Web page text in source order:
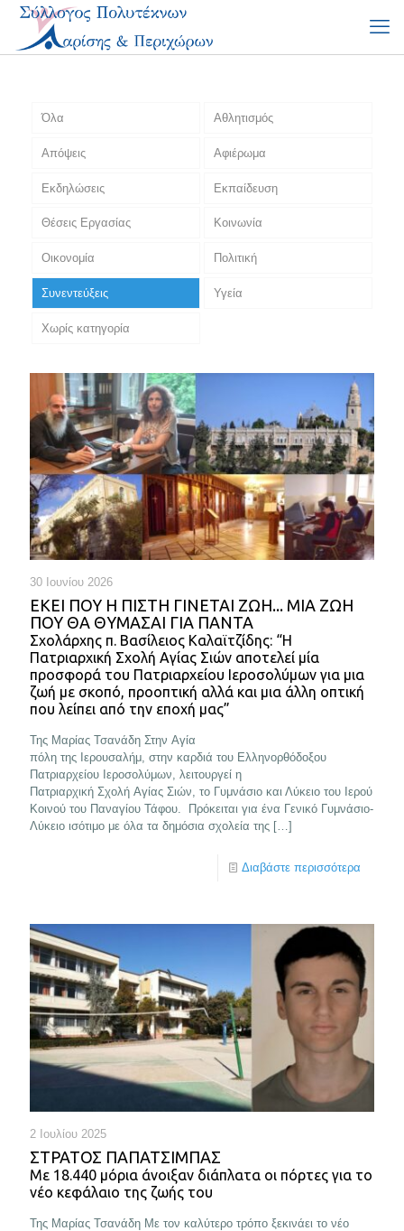
Όλα Αθλητισμός
Απόψεις Αφιέρωμα
Εκδηλώσεις Εκπαίδευση
Θέσεις Εργασίας Κοινωνία
Οικονομία Πολιτική
Συνεντεύξεις Υγεία
Χωρίς κατηγορία
30 Ιουνίου 2026
ΕΚΕΊ ΠΟΥ Η ΠΊΣΤΗ ΓΊΝΕΤΑΙ ΖΩΉ... ΜΙΑ ΖΩΉ
ΠΟΥ ΘΑ ΘΥΜΆΣΑΙ ΓΙΑ ΠΆΝΤΑ
Σχολάρχης π. Βασίλειος Καλαϊτζίδης: “Η
Πατριαρχική Σχολή Αγίας Σιών αποτελεί μία
προσφορά του Πατριαρχείου Ιεροσολύμων για μια
ζωή με σκοπό, προοπτική αλλά και μια άλλη οπτική
που λείπει από την εποχή μας”
Της Μαρίας Τσανάδη Στην Αγία
πόλη της Ιερουσαλήμ, στην καρδιά του Ελληνορθόδοξου
Πατριαρχείου Ιεροσολύμων, λειτουργεί η
Πατριαρχική Σχολή Αγίας Σιών, το Γυμνάσιο και Λύκειο του Ιερού
Κοινού του Παναγίου Τάφου. Πρόκειται για ένα Γενικό Γυμνάσιο-
Λύκειο ισότιμο με όλα τα δημόσια σχολεία της […]
Διαβάστε περισσότερα
2 Ιουλίου 2025
ΣΤΡΑΤΟΣ ΠΑΠΑΤΣΙΜΠΑΣ
Με 18.440 μόρια άνοιξαν διάπλατα οι πόρτες για το
νέο κεφάλαιο της ζωής του
Της Μαρίας Τσανάδη Με τον καλύτερο τρόπο ξεκινάει το νέο